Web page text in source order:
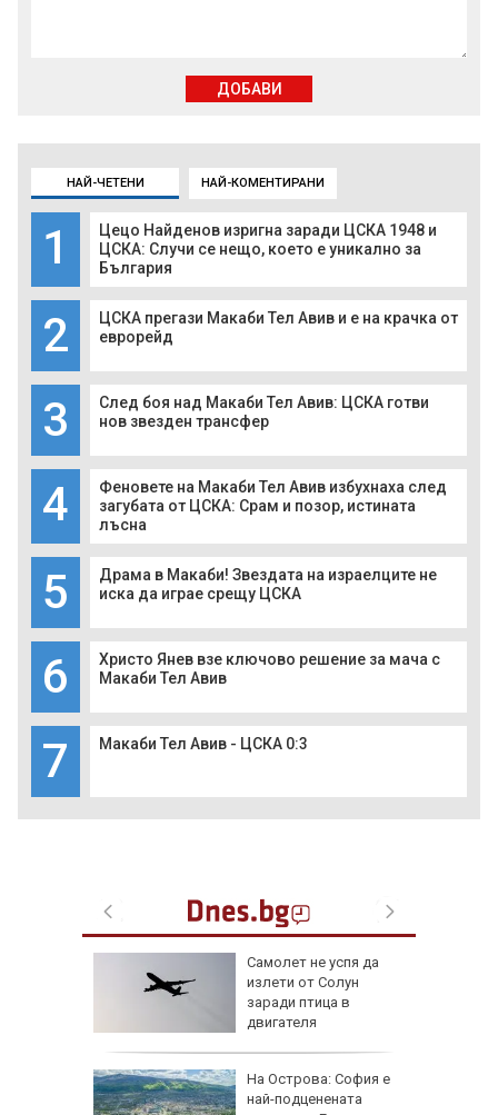
НАЙ-ЧЕТЕНИ НАЙ-КОМЕНТИРАНИ
1
Цецо Найденов изригна заради ЦСКА 1948 и
ЦСКА: Случи се нещо, което е уникално за
България
2
ЦСКА прегази Макаби Тел Авив и е на крачка от
еврорейд
3
След боя над Макаби Тел Авив: ЦСКА готви
нов звезден трансфер
4
Феновете на Макаби Тел Авив избухнаха след
загубата от ЦСКА: Срам и позор, истината
лъсна
5
Драма в Макаби! Звездата на израелците не
иска да играе срещу ЦСКА
6
Христо Янев взе ключово решение за мача с
Макаби Тел Авив
7 Макаби Тел Авив - ЦСКА 0:3
Самолет не успя да
излети от Солун
заради птица в
двигателя
На Острова: София е
най-подценената
ДОБАВИ